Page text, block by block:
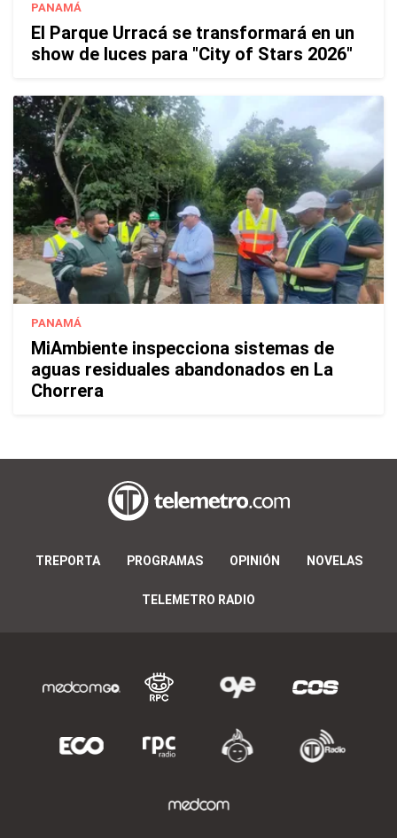
PANAMÁ
El Parque Urracá se transformará en un
show de luces para "City of Stars 2026"
PANAMÁ
MiAmbiente inspecciona sistemas de
aguas residuales abandonados en La
Chorrera
TREPORTA PROGRAMAS OPINIÓN NOVELAS
TELEMETRO RADIO